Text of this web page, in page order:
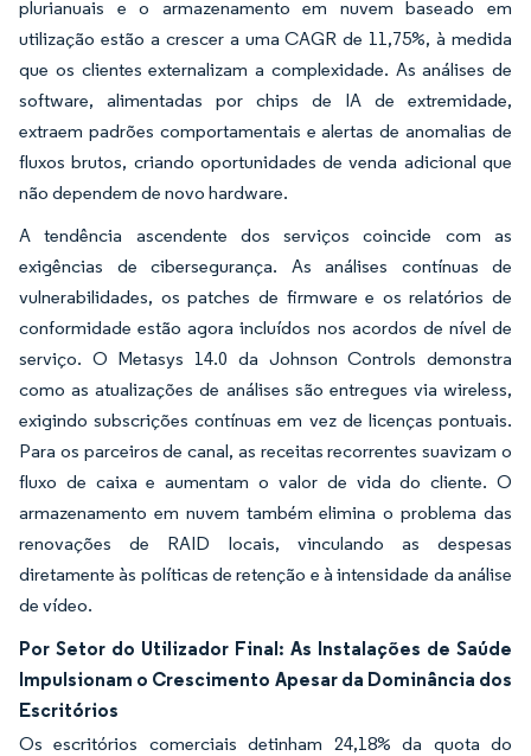
plurianuais e o armazenamento em nuvem baseado em
utilização estão a crescer a uma CAGR de 11,75%, à medida
que os clientes externalizam a complexidade. As análises de
software, alimentadas por chips de IA de extremidade,
extraem padrões comportamentais e alertas de anomalias de
fluxos brutos, criando oportunidades de venda adicional que
não dependem de novo hardware.
A tendência ascendente dos serviços coincide com as
exigências de cibersegurança. As análises contínuas de
vulnerabilidades, os patches de firmware e os relatórios de
conformidade estão agora incluídos nos acordos de nível de
serviço. O Metasys 14.0 da Johnson Controls demonstra
como as atualizações de análises são entregues via wireless,
exigindo subscrições contínuas em vez de licenças pontuais.
Para os parceiros de canal, as receitas recorrentes suavizam o
fluxo de caixa e aumentam o valor de vida do cliente. O
armazenamento em nuvem também elimina o problema das
renovações de RAID locais, vinculando as despesas
diretamente às políticas de retenção e à intensidade da análise
de vídeo.
Por Setor do Utilizador Final: As Instalações de Saúde
Impulsionam o Crescimento Apesar da Dominância dos
Escritórios
Os escritórios comerciais detinham 24,18% da quota do